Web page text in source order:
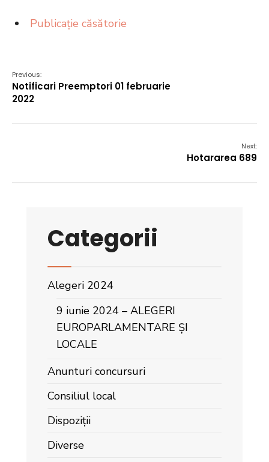
Publicație căsătorie
Previous:
Notificari Preemptori 01 februarie
2022
Next:
Hotararea 689
Categorii
Alegeri 2024
9 iunie 2024 – ALEGERI
EUROPARLAMENTARE ȘI
LOCALE
Anunturi concursuri
Consiliul local
Dispoziții
Diverse